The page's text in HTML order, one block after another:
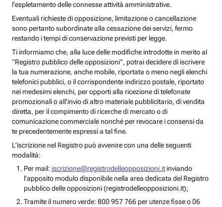
l’espletamento delle connesse attività amministrative.
Eventuali richieste di opposizione, limitazione o cancellazione
sono pertanto subordinate alla cessazione dei servizi, fermo
restando i tempi di conservazione previsti per legge.
Ti informiamo che, alla luce delle modifiche introdotte in merito al
“Registro pubblico delle opposizioni”, potrai decidere di iscrivere
la tua numerazione, anche mobile, riportata o meno negli elenchi
telefonici pubblici, o il corrispondente indirizzo postale, riportato
nei medesimi elenchi, per opporti alla ricezione di telefonate
promozionali o all’invio di altro materiale pubblicitario, di vendita
diretta, per il compimento di ricerche di mercato o di
comunicazione commerciale nonché per revocare i consensi da
te precedentemente espressi a tal fine.
L’iscrizione nel Registro può avvenire con una delle seguenti
modalità:
Per mail: iscrizione@registrodelleopposizioni.it inviando
l’apposito modulo disponibile nella area dedicata del Registro
pubblico delle opposizioni (registrodelleopposizioni.it);
Tramite il numero verde: 800 957 766 per utenze fisse o 06